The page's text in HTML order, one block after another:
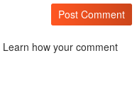
Learn how your comment